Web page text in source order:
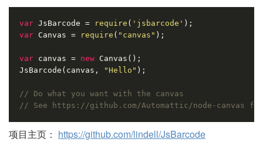
var JsBarcode = require ( 'jsbarcode'
var Canvas = require ( "canvas" );
var canvas = new Canvas();
JsBarcode(canvas,
"Hello" );
// Do what you want with the canvas
// See https://github.com/Automattic/node-canvas
项目主页： https://github.com/lindell/JsBarcode